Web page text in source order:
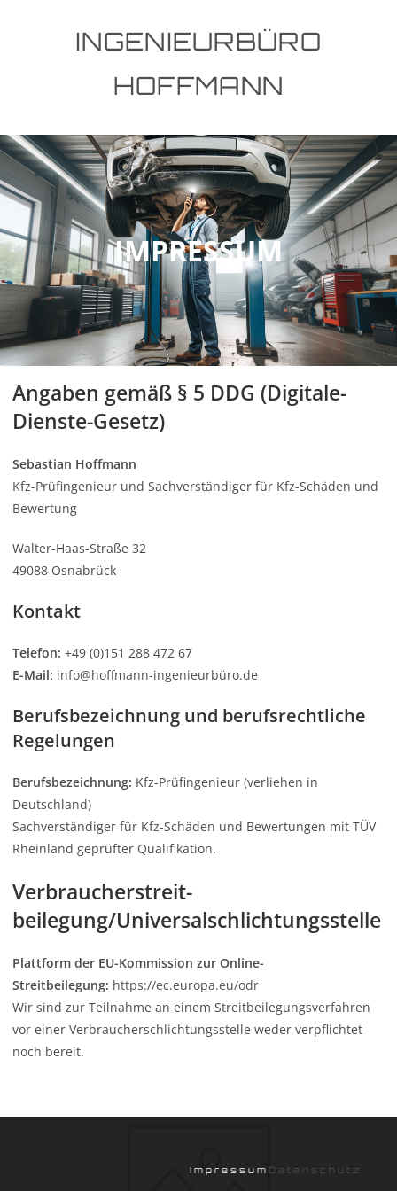
INGENIEURBÜRO
HOFFMANN
IMPRESSUM
Angaben gemäß § 5 DDG (Digitale-
Dienste-Gesetz)
Sebastian Hoffmann
Kfz-Prüfingenieur und Sachverständiger für Kfz-Schäden und
Bewertung
Walter-Haas-Straße 32
49088 Osnabrück
Kontakt
Telefon: +49 (0)151 288 472 67
E-Mail: info@hoffmann-ingenieurbüro.de
Berufsbezeichnung und berufsrechtliche
Regelungen
Berufsbezeichnung: Kfz-Prüfingenieur (verliehen in
Deutschland)
Sachverständiger für Kfz-Schäden und Bewertungen mit TÜV
Rheinland geprüfter Qualifikation.
Verbraucher­streit­
beilegung/Universal­schlichtungs­stelle
Plattform der EU-Kommission zur Online-
Streitbeilegung: https://ec.europa.eu/odr
Wir sind zur Teilnahme an einem Streitbeilegungsverfahren
vor einer Verbraucherschlichtungsstelle weder verpflichtet
noch bereit.
Datenschutz
Impressum